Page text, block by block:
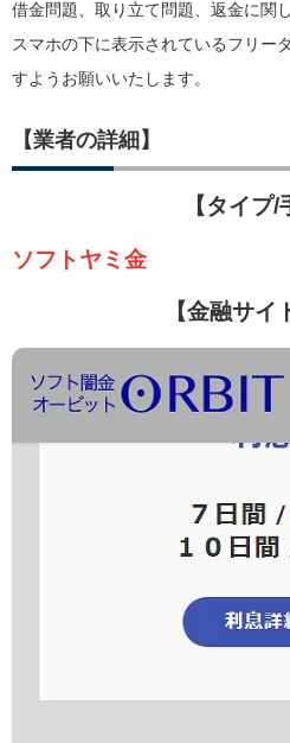
借金問題、取り立て問題、返金に関
スマホの下に表示されているフリー
すようお願いいたします。
【業者の詳細】
【タイプ/
ソフトヤミ金
【金融サイ